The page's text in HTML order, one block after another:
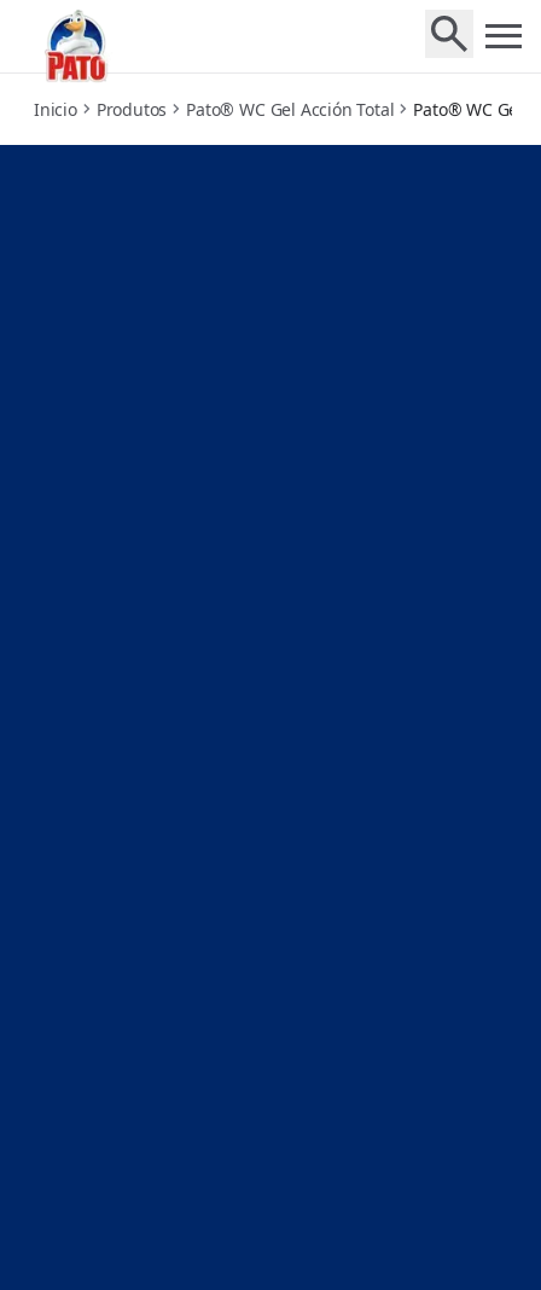
mango-verse
Inicio Produtos Pato® WC Gel Acción Total Pato® WC Gel